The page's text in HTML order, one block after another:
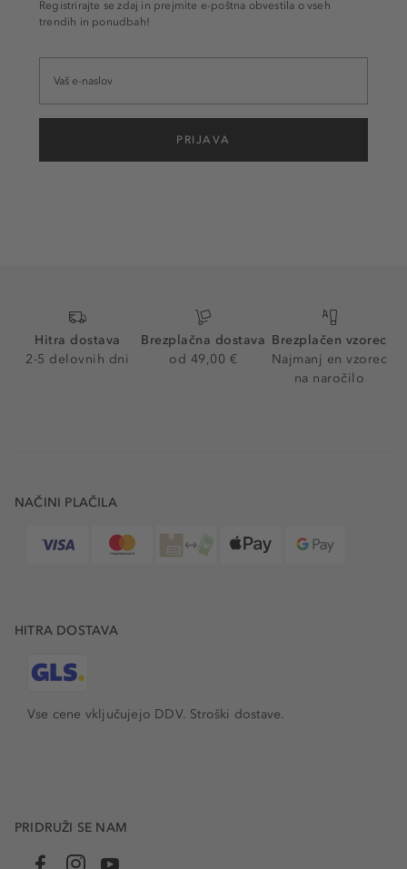
Registrirajte se zdaj in prejmite e-poštna obvestila o vseh
trendih in ponudbah!
PRIJAVA
Hitra dostava
2-5 delovnih dni
Brezplačna dostava
od 49,00 €
Brezplačen vzorec
Najmanj en vzorec
na naročilo
NAČINI PLAČILA
HITRA DOSTAVA
Vse cene vključujejo DDV. Stroški dostave.
PRIDRUŽI SE NAM